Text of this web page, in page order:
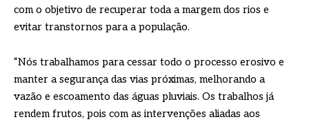
com o objetivo de recuperar toda a margem dos rios e
evitar transtornos para a população.
“Nós trabalhamos para cessar todo o processo erosivo e
manter a segurança das vias próximas, melhorando a
vazão e escoamento das águas pluviais. Os trabalhos já
rendem frutos, pois com as intervenções aliadas aos